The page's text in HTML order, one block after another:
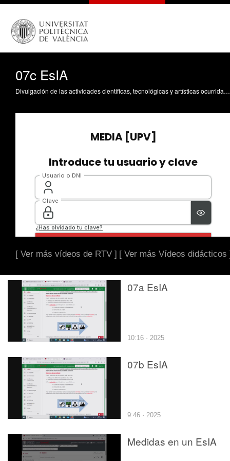
07c EsIA
Divulgación de las actividades científicas, tecnológicas y artísticas ocurridas en los tres campus de la UPV
[ Ver más vídeos de RTV ] [ Ver más Vídeos didácticos
07a EsIA
10:16 · 2025
07b EsIA
9:46 · 2025
Medidas en un EsIA